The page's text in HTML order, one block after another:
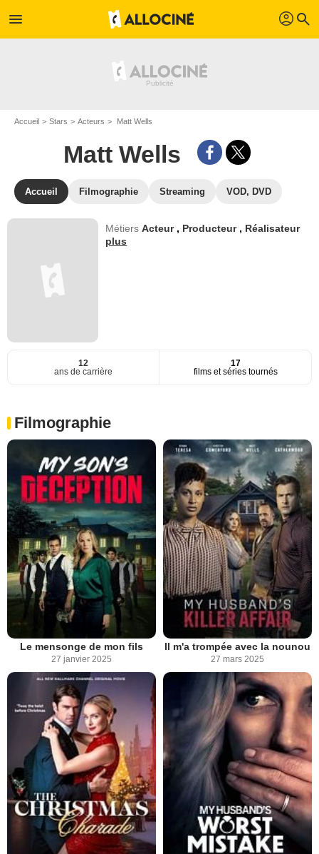
menu profil search
Accueil Stars Acteurs Matt Wells
Matt Wells
Accueil Filmographie Streaming VOD, DVD
MétiersActeur , Producteur , Réalisateur
plus
12
ans de carrière
17
films et séries tournés
Filmographie
Le mensonge de mon fils
27 janvier 2025
Il m'a trompée avec la nounou
27 mars 2025